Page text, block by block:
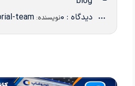
دیدگاه : 0 نویسنده: team